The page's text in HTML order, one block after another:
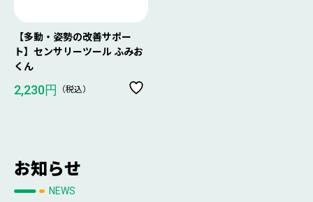
【多動・姿勢の改善サポー
ト】センサリーツール ふみお
くん
2,230円 （税込）
お知らせ
NEWS